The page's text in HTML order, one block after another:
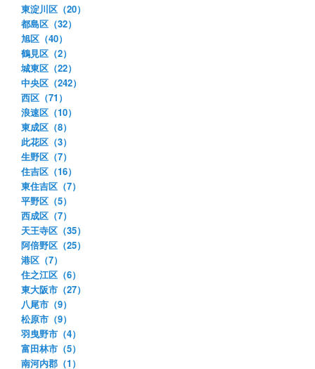
東淀川区（20）
都島区（32）
旭区（40）
鶴見区（2）
城東区（22）
中央区（242）
西区（71）
浪速区（10）
東成区（8）
此花区（3）
生野区（7）
住吉区（16）
東住吉区（7）
平野区（5）
西成区（7）
天王寺区（35）
阿倍野区（25）
港区（7）
住之江区（6）
東大阪市（27）
八尾市（9）
松原市（9）
羽曳野市（4）
富田林市（5）
南河内郡（1）